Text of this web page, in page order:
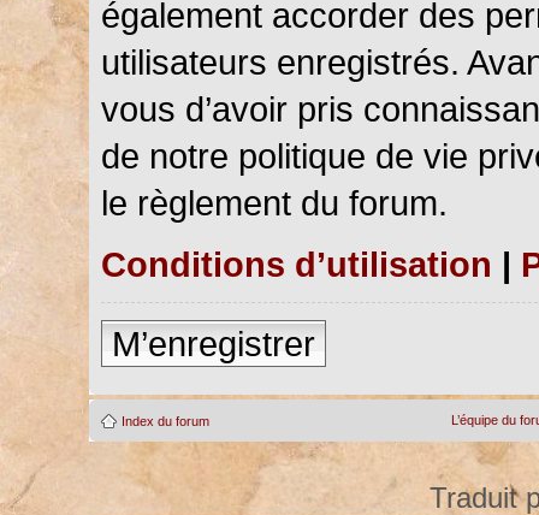
également accorder des
utilisateurs enregistrés.
vous d’avoir pris
de notre politique de vie
le règlement du forum.
Conditions d’utilisation |
M’enregistrer
Index du forum L’équipe du
Traduit